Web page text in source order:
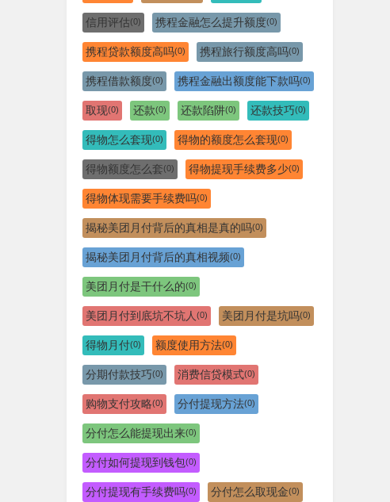
信用评估(0) 携程金融怎么提升额度(0)
携程贷款额度高吗(0) 携程旅行额度高吗(0)
携程借款额度(0) 携程金融出额度能下款吗(0)
取现(0) 还款(0) 还款陷阱(0) 还款技巧(0)
得物怎么套现(0) 得物的额度怎么套现(0)
得物额度怎么套(0) 得物提现手续费多少(0)
得物体现需要手续费吗(0)
揭秘美团月付背后的真相是真的吗(0)
揭秘美团月付背后的真相视频(0)
美团月付是干什么的(0)
美团月付到底坑不坑人 (0) 美团月付是坑吗(0)
得物月付(0) 额度使用方法(0)
分期付款技巧(0) 消费信贷模式(0)
购物支付攻略(0) 分付提现方法(0)
分付怎么能提现出来(0)
分付如何提现到钱包(0)
分付提现有手续费吗(0) 分付怎么取现金(0)